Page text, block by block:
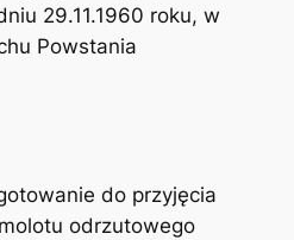
29.11.1960 roku, w
Powstania
do przyjęcia
odrzutowego